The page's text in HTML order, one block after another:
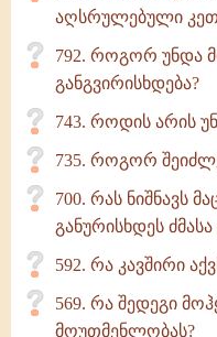
აღსრულებული
792. როგორ უნდა
განგვირისხდება?
743. როდის არის
735. როგორ
700. რას ნიშნავს
განურისხდეს ძმასა
592. რა კავშირი
569. რა შედეგი
მოუთმენლობას?